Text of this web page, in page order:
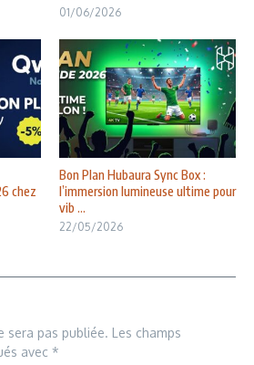
01/06/2026
chez
Bon Plan Hubaura Sync Box :
l’immersion lumineuse ultime pour
vib ...
22/05/2026
sera pas publiée. Les champs
avec *